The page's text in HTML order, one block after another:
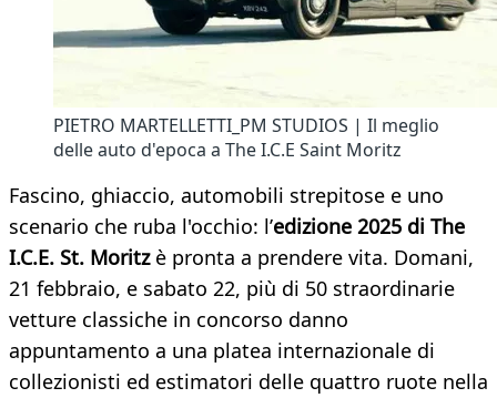
PIETRO MARTELLETTI_PM STUDIOS | Il meglio
delle auto d'epoca a The I.C.E Saint Moritz
Fascino, ghiaccio, automobili strepitose e uno
scenario che ruba l'occhio: l’edizione 2025 di The
I.C.E. St. Moritzè pronta a prendere vita. Domani,
21 febbraio, e sabato 22, più di 50 straordinarie
vetture classiche in concorso danno
appuntamento a una platea internazionale di
collezionisti ed estimatori delle quattro ruote nella